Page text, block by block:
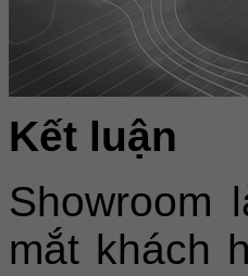
Kết luận
Showroom
mắt khách